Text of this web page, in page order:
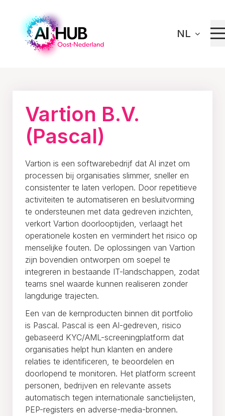
NL
Home Innoveren
Vartion B.V.
(Pascal)
Vartion is een softwarebedrijf dat AI inzet om
processen bij organisaties slimmer, sneller en
consistenter te laten verlopen. Door repetitieve
activiteiten te automatiseren en besluitvorming
te ondersteunen met data gedreven inzichten,
verkort Vartion doorlooptijden, verlaagt het
operationele kosten en vermindert het risico op
menselijke fouten. De oplossingen van Vartion
zijn bovendien ontworpen om soepel te
integreren in bestaande IT-landschappen, zodat
teams snel waarde kunnen realiseren zonder
langdurige trajecten.
Een van de kernproducten binnen dit portfolio
is Pascal. Pascal is een AI-gedreven, risico
gebaseerd KYC/AML-screeningplatform dat
organisaties helpt hun klanten en andere
relaties te identificeren, te beoordelen en
doorlopend te monitoren. Het platform screent
personen, bedrijven en relevante assets
automatisch tegen internationale sanctielijsten,
PEP-registers en adverse-media-bronnen.